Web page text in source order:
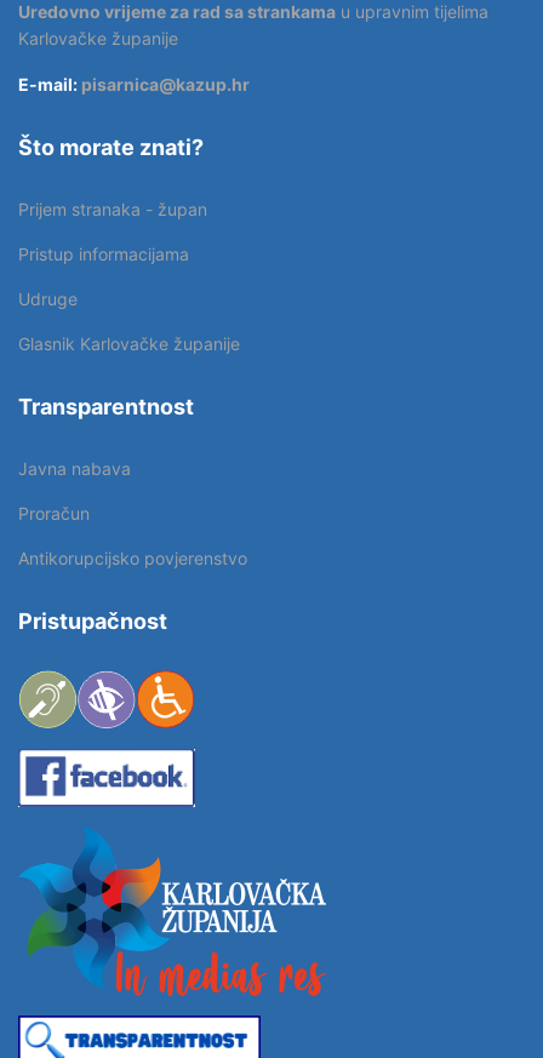
Uredovno vrijeme za rad sa strankama u upravnim tijelima
Karlovačke županije
E-mail: pisarnica@kazup.hr
Što morate znati?
Prijem stranaka - župan
Pristup informacijama
Udruge
Glasnik Karlovačke županije
Transparentnost
Javna nabava
Proračun
Antikorupcijsko povjerenstvo
Pristupačnost